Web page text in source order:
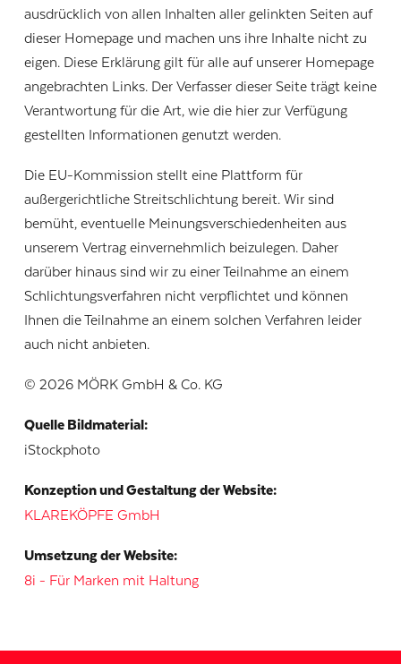
ausdrücklich von allen Inhalten aller gelinkten Seiten auf
dieser Homepage und machen uns ihre Inhalte nicht zu
eigen. Diese Erklärung gilt für alle auf unserer Homepage
angebrachten Links. Der Verfasser dieser Seite trägt keine
Verantwortung für die Art, wie die hier zur Verfügung
gestellten Informationen genutzt werden.
Die EU-Kommission stellt eine Plattform für
außergerichtliche Streitschlichtung bereit. Wir sind
bemüht, eventuelle Meinungsverschiedenheiten aus
unserem Vertrag einvernehmlich beizulegen. Daher
darüber hinaus sind wir zu einer Teilnahme an einem
Schlichtungsverfahren nicht verpflichtet und können
Ihnen die Teilnahme an einem solchen Verfahren leider
auch nicht anbieten.
© 2026 MÖRK GmbH & Co. KG
Quelle Bildmaterial:
iStockphoto
Konzeption und Gestaltung der Website:
KLAREKÖPFE GmbH
Umsetzung der Website:
8i - Für Marken mit Haltung